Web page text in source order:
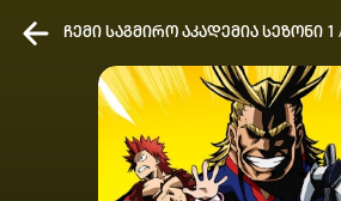
კვირის ტოპ 3 მოძებნადი სიტყვა